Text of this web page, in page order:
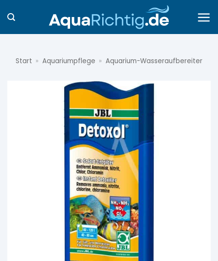
Inhalt
springen
Start » Aquariumpflege » Aquarium-Wasseraufbereiter